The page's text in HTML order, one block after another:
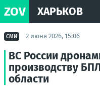
ZOV ХАРЬКОВ
СМИ 2 июня 2026, 15:06
ВС России
производству
области